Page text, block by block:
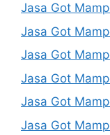
Jasa Got
Jasa Got
Jasa Got
Jasa Got
Jasa Got
Jasa Got